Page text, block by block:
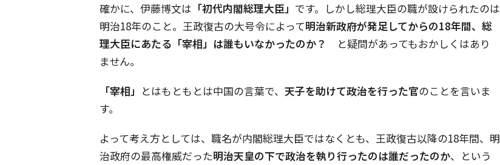
確かに、伊藤博文は 「初代内閣総理大臣」 です。しかし総理大臣の職が設けられたのは
明治18年のこと。王政復古の大号令によって明治新政府が発足してからの18年間、総
理大臣にあたる「宰相」は誰もいなかったのか？
と疑問があってもおかしくはあり
ません。
「宰相」 とはもともとは中国の言葉で、 天子を助けて政治を行った官のことを言いま
す。
よって考え方としては、職名が内閣総理大臣ではなくとも、王政復古以降の18年間、明
治政府の最高権威だった明治天皇の下で政治を執り行ったのは誰だったのか、という